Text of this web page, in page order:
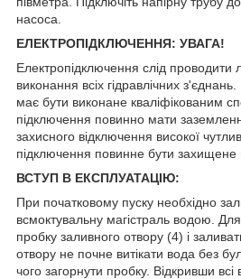
насоса.
ЕЛЕКТРОПІДКЛЮЧЕННЯ: УВАГА!
Електропідключення слід проводити
виконання всіх гідравлічних
має бути виконане кваліфікованим
підключення повинно мати
захисного відключення високої
підключення повинне бути захищене
ВСТУП В ЕКСПЛУАТАЦІЮ:
При початковому пуску необхідно
всмоктувальну магістраль водою.
пробку заливного отвору (4) і
отвору не почне витікати вода без
чого загорнути пробку. Відкривши всі